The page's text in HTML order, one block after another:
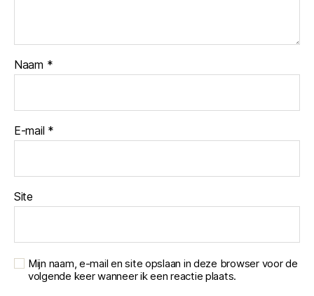
Naam *
E-mail *
Site
Mijn naam, e-mail en site opslaan in deze browser voor de
volgende keer wanneer ik een reactie plaats.